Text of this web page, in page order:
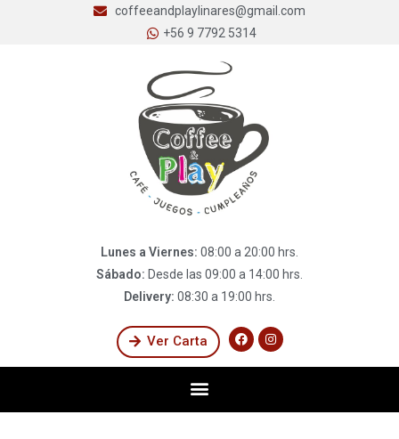
coffeeandplaylinares@gmail.com
+56 9 7792 5314
Lunes a Viernes: 08:00 a 20:00 hrs.
Sábado: Desde las 09:00 a 14:00 hrs.
Delivery: 08:30 a 19:00 hrs.
Ver Carta